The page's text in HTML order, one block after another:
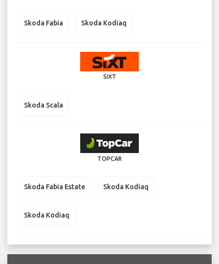
Skoda Fabia Skoda Kodiaq
SIXT
Skoda Scala
TOPCAR
Skoda Fabia Estate Skoda Kodiaq
Skoda Kodiaq